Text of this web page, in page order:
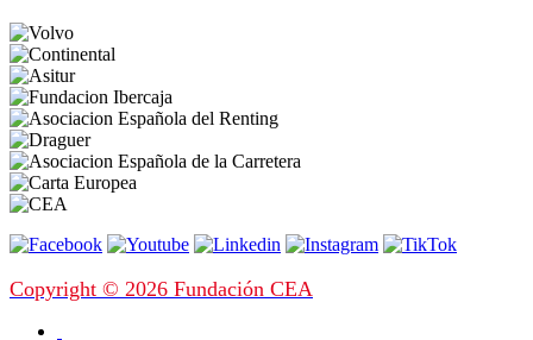
Copyright © 2026 Fundación CEA